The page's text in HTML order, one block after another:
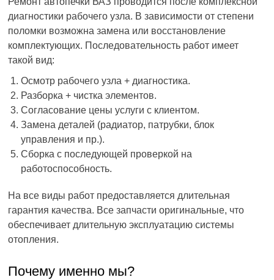
диагностики рабочего узла. В зависимости от степени
поломки возможна замена или восстановление
комплектующих. Последовательность работ имеет
такой вид:
Осмотр рабочего узла + диагностика.
Разборка + чистка элементов.
Согласование цены услуги с клиентом.
Замена деталей (радиатор, патрубки, блок
управления и пр.).
Сборка с последующей проверкой на
работоспособность.
На все виды работ предоставляется длительная
гарантия качества. Все запчасти оригинальные, что
обеспечивает длительную эксплуатацию системы
отопления.
Почему именно мы?